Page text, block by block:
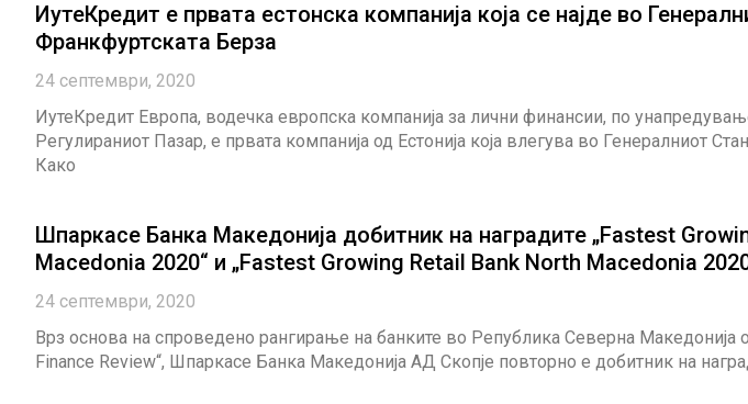
ИутеКредит е првата естонска компанија која се најде во
Франкфуртската Берза
24 септември, 2020
ИутеКредит Европа, водечка европска компанија за лични финансии, по
Регулираниот Пазар, е првата компанија од Естонија која влегува во Генералниот
Како
Шпаркасе Банка Македонија добитник на наградите „Fastest Growing Corpоrate Bank North
Macedonia 2020“ и „Fastest Growing Retail Bank North Macedonia
24 септември, 2020
Врз основа на спроведено рангирање на банките во Република Северна Македонија
Finance Review“, Шпаркасе Банка Македонија АД Скопје повторно е добитник на